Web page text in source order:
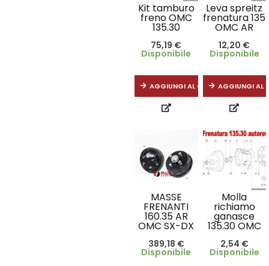
Kit tamburo
freno OMC
135.30
75,19 €
Disponibile
AGGIUNGI AL CARRELLO
Leva spreitz
frenatura 135
OMC AR
12,20 €
Disponibile
AGGIUNGI AL
MASSE
FRENANTI
160.35 AR
OMC SX-DX
389,18 €
Disponibile
Molla
richiamo
ganasce
135.30 OMC
2,54 €
Disponibile